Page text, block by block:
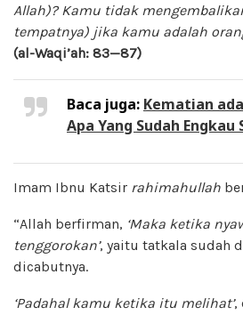
Allah)? Kamu tidak
tempatnya) jika kamu adalah
(al-Waqi’ah: 83—87)
Baca juga: Kematian
Apa Yang Sudah Engkau
Imam Ibnu Katsir rahimahullah
“Allah berfirman, ‘Maka ketika
tenggorokan’, yaitu tatkala sudah
dicabutnya.
‘Padahal kamu ketika itu melihat’,